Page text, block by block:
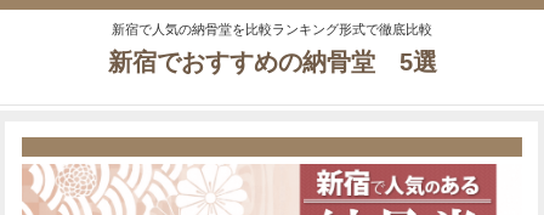
新宿で人気の納骨堂を比較ランキング形式で徹底比較
新宿でおすすめの納骨堂 5選